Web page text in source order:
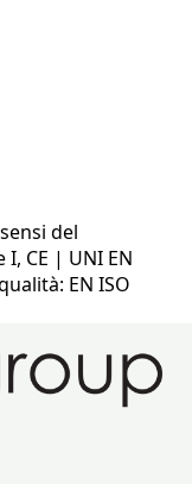
del
I, CE | UNI EN
EN ISO